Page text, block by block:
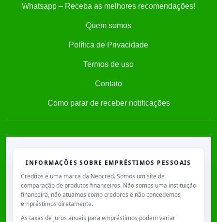
Whatsapp – Receba as melhores recomendações!
Quem somos
Política de Privacidade
Termos de uso
Contato
Como parar de receber notificações
INFORMAÇÕES SOBRE EMPRÉSTIMOS PESSOAIS
Credtips é uma marca da Neocred. Somos um site de
comparação de produtos financeiros. Não somos uma instituição
financeira, não atuamos como credores e não concedemos
empréstimos diretamente.
As taxas de juros anuais para empréstimos podem variar